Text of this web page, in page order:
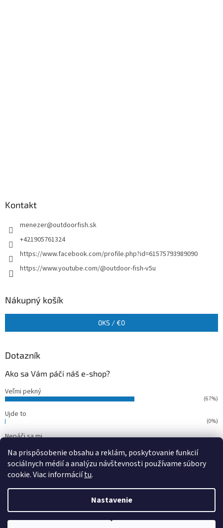
Na prispôsobenie obsahu a reklám, poskytovanie funkcií
sociálnych médií a analýzu návštevnosti používame súbory
cookie. Viac informáciítu.
Nastavenie
Kontakt
menezer@outdoorfish.sk
+421905761324
https://www.facebook.com/profile.php?id=61575793989090
https://www.youtube.com/@outdoor-fish-v5u
Nákupný košík
0KS /€0
Dotazník
Ako sa Vám páči náš e-shop?
Veľmi pekný
(67%)
Ujde to
(0%)
Nepáči sa mi
Počet hlasov:15
Copyright 2026outdoorfish. Všetky práva vyhradené.Upraviť